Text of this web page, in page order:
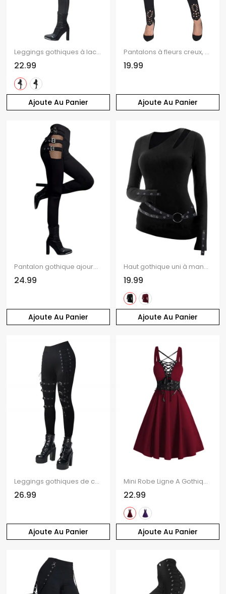
Ajoute Au Panier
Leggings gothiques à lacets et œillets, pantalon long skinny
22.99
Ajoute Au Panier
Pantalons à fleurs creux, pantalon skinny taille haute uni
19.99
Ajoute Au Panier
Pantalon gothique ajouré de couleur unie avec boucle carrée et taille haute, pantalon long skinny
24.99
Ajoute Au Panier
Haut gothique uni à manches longues et œillets découpés
19.99
Ajoute Au Panier
Leggings gothiques de couleur unie, leggings skinny à lacets avec boucle et œillets
26.99
Ajoute Au Panier
Mini Robe Ligne A Gothique Croisée à Bretelle Bouclée à Taille Haute à Lacets
22.99